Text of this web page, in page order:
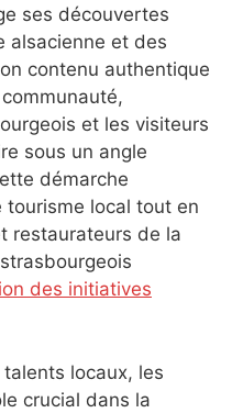
ses découvertes
alsacienne et des
contenu authentique
et les visiteurs
sous un angle
démarche
local tout en
restaurateurs de la
des initiatives
locaux, les
crucial dans la